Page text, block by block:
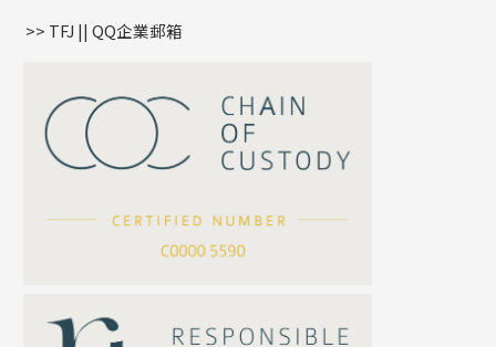
公司名稱
嘴唇鏈系列
S車花鏈系列
珍珠鏈系列
坦克鏈系列
滿天星鏈系列
方假繩鏈系列
星座吊墜
珠扣
>> TFJ || QQ企業郵箱